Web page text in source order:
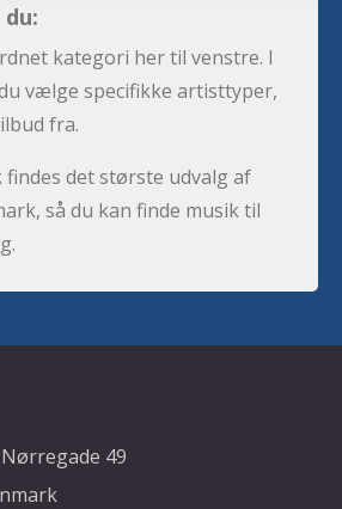
kategori her til venstre. I
vælge specifikke artisttyper,
fra.
findes det største udvalg af
så du kan finde musik til
49